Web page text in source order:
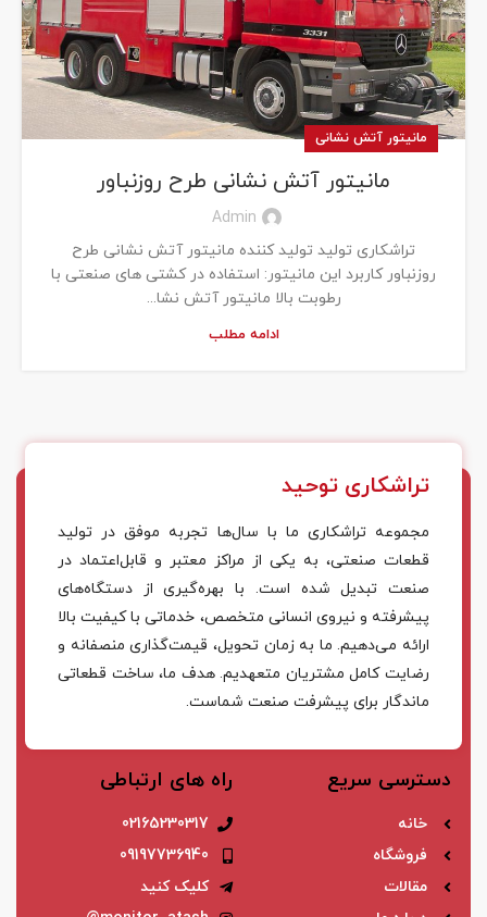
مانیتور آتش نشانی
مانیتور آتش نشانی طرح روزنباور
Admin
تراشکاری تولید تولید کننده مانیتور آتش نشانی طرح
روزنباور کاربرد این مانیتور: استفاده در کشتی های صنعتی با
رطوبت بالا مانیتور آتش نشا...
ادامه مطلب
تراشکاری توحید
مجموعه تراشکاری ما با سال‌ها تجربه موفق در تولید
قطعات صنعتی، به یکی از مراکز معتبر و قابل‌اعتماد در
صنعت تبدیل شده است. با بهره‌گیری از دستگاه‌های
پیشرفته و نیروی انسانی متخصص، خدماتی با کیفیت بالا
ارائه می‌دهیم. ما به زمان تحویل، قیمت‌گذاری منصفانه و
رضایت کامل مشتریان متعهدیم. هدف ما، ساخت قطعاتی
ماندگار برای پیشرفت صنعت شماست.
دسترسی سریع
خانه
فروشگاه
مقالات
راه های ارتباطی
02165230317
09197736940
کلیک کنید